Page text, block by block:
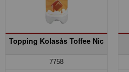
Topping Kolasås Toffee Nic
7758